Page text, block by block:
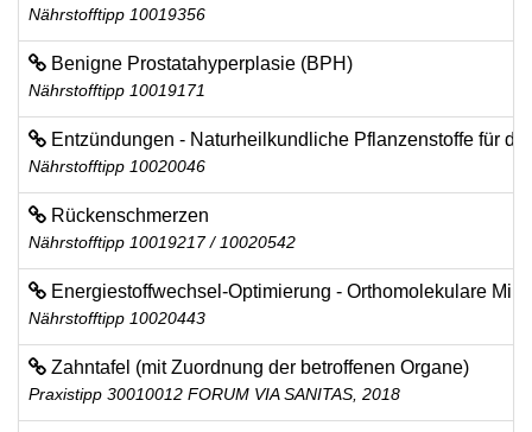
Nährstofftipp 10019356
Benigne Prostatahyperplasie (BPH)
Nährstofftipp 10019171
Entzündungen - Naturheilkundliche Pflanzenstoffe für
Nährstofftipp 10020046
Rückenschmerzen
Nährstofftipp 10019217 / 10020542
Energiestoffwechsel-Optimierung - Orthomolekulare
Nährstofftipp 10020443
Zahntafel (mit Zuordnung der betroffenen Organe)
Praxistipp 30010012 FORUM VIA SANITAS, 2018